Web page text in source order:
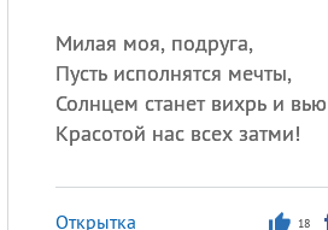
Милая моя, подруга,
Пусть исполнятся мечты,
Солнцем станет вихрь и
Красотой нас всех затми!
Открытка 18